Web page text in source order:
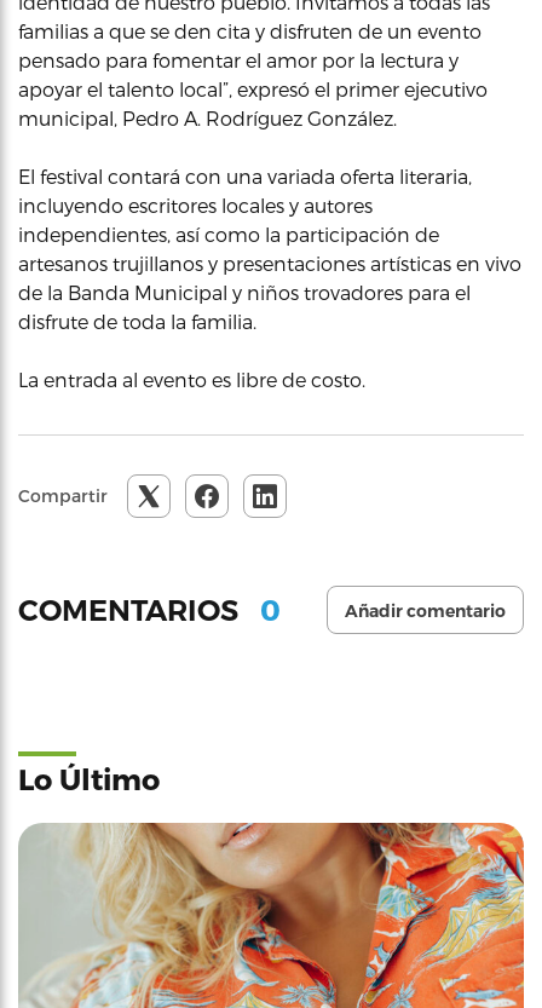
familias a que se den cita y disfruten de un evento
pensado para fomentar el amor por la lectura y
apoyar el talento local”, expresó el primer ejecutivo
municipal, Pedro A. Rodríguez González.
El festival contará con una variada oferta literaria,
incluyendo escritores locales y autores
independientes, así como la participación de
artesanos trujillanos y presentaciones artísticas en vivo
de la Banda Municipal y niños trovadores para el
disfrute de toda la familia.
La entrada al evento es libre de costo.
Compartir
COMENTARIOS 0 Añadir comentario
Lo Último